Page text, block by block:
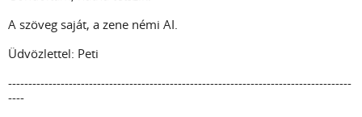
A szöveg saját, a zene némi AI.
Üdvözlettel: Peti
-------------------------------------------------------------------------------------
----